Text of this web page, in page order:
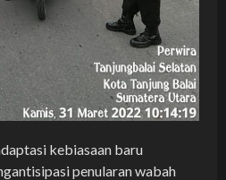
kebiasaan baru
penularan wabah